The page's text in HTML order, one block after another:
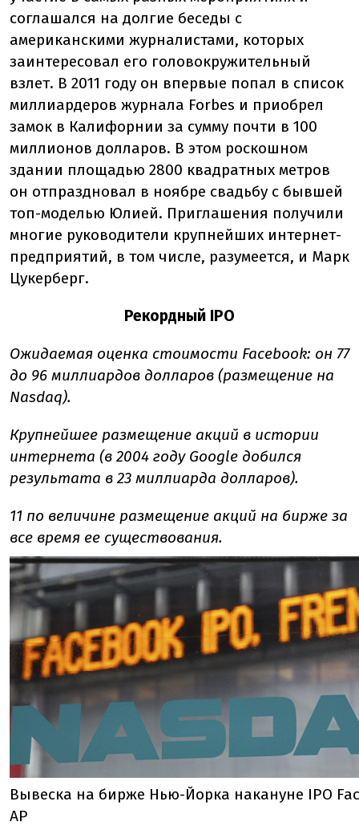
соглашался на долгие беседы с
американскими журналистами, которых
заинтересовал его головокружительный
взлет. В 2011 году он впервые попал в список
миллиардеров журнала Forbes и приобрел
замок в Калифорнии за сумму почти в 100
миллионов долларов. В этом роскошном
здании площадью 2800 квадратных метров
он отпраздновал в ноябре свадьбу с бывшей
топ-моделью Юлией. Приглашения получили
многие руководители крупнейших интернет-
предприятий, в том числе, разумеется, и Марк
Цукерберг.
Рекордный IPO
Ожидаемая оценка стоимости Facebook: он 77
до 96 миллиардов долларов (размещение на
Nasdaq).
Крупнейшее размещение акций в истории
интернета (в 2004 году Google добился
результата в 23 миллиарда долларов).
11 по величине размещение акций на бирже за
все время ее существования.
Вывеска на бирже Нью-Йорка накануне IPO
АР